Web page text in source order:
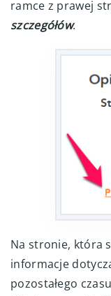
ramce z prawej
szczegółów.
Na stronie, która
informacje
pozostałego